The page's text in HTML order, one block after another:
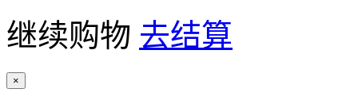
继续购物 去结算
×